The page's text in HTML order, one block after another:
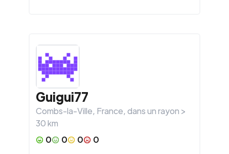
Guigui77
Combs-la-Ville, France, dans un rayon >
30km
0
0 0
0